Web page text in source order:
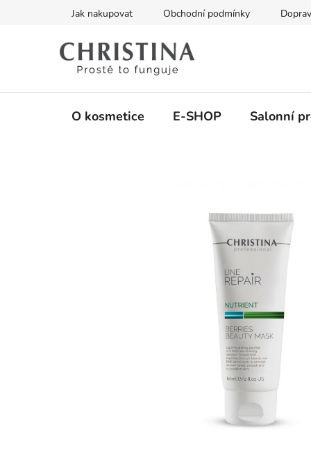
Jak nakupovat Obchodní podmínky
O kosmetice E-SHOP Salonní